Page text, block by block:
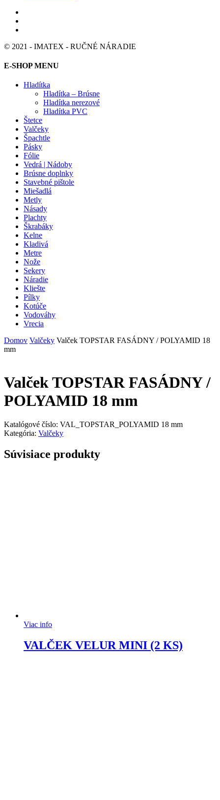
© 2021 - IMATEX - RUČNÉ NÁRADIE
E-SHOP MENU
Hladítka
Hladítka – Brúsne
Hladítka nerezové
Hladítka PVC
Štetce
Valčeky
Špachtle
Pásky
Fólie
Vedrá | Nádoby
Brúsne doplnky
Stavebné pištole
Miešadlá
Metly
Násady
Plachty
Škrabáky
Kelne
Kladivá
Metre
Nože
Sekery
Náradie
Kliešte
Pílky
Kotúče
Vodováhy
Vrecia
Domov Valčeky Valček TOPSTAR FASÁDNY / POLYAMID 18
mm
Valček TOPSTAR FASÁDNY /
POLYAMID 18 mm
Katalógové číslo: VAL_TOPSTAR_POLYAMID 18 mm
Kategória: Valčeky
Súvisiace produkty
Viac info
VALČEK VELUR MINI (2 KS)